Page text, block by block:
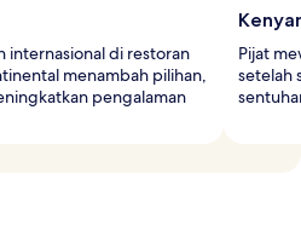
internasional di restoran
menambah pilihan,
pengalaman
Pijat
setelah